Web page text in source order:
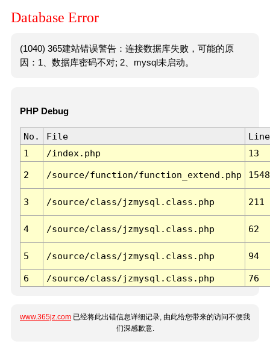
Database Error
(1040) 365建站错误警告：连接数据库失败，可能的原
因：1、数据库密码不对; 2、mysql未启动。
PHP Debug
No. File
Line
1
/index.php 13
2 /source/function/function_extend.php 1548
3 /source/class/jzmysql.class.php 211
4 /source/class/jzmysql.class.php 62
5 /source/class/jzmysql.class.php 94
6 /source/class/jzmysql.class.php 76
www.365jz.com 已经将此出错信息详细记录, 由此给您带来的访问不便我
们深感歉意.